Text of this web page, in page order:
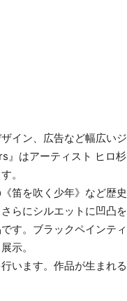
イン、広告など幅広いジ
』はアーティスト ヒロ杉
。
笛を吹く少年》など歴史
らにシルエットに凹凸を
す。ブラックペインティ
示。
います。作品が⽣まれる